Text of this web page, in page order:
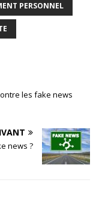
PERSONNEL
les fake news
news ?